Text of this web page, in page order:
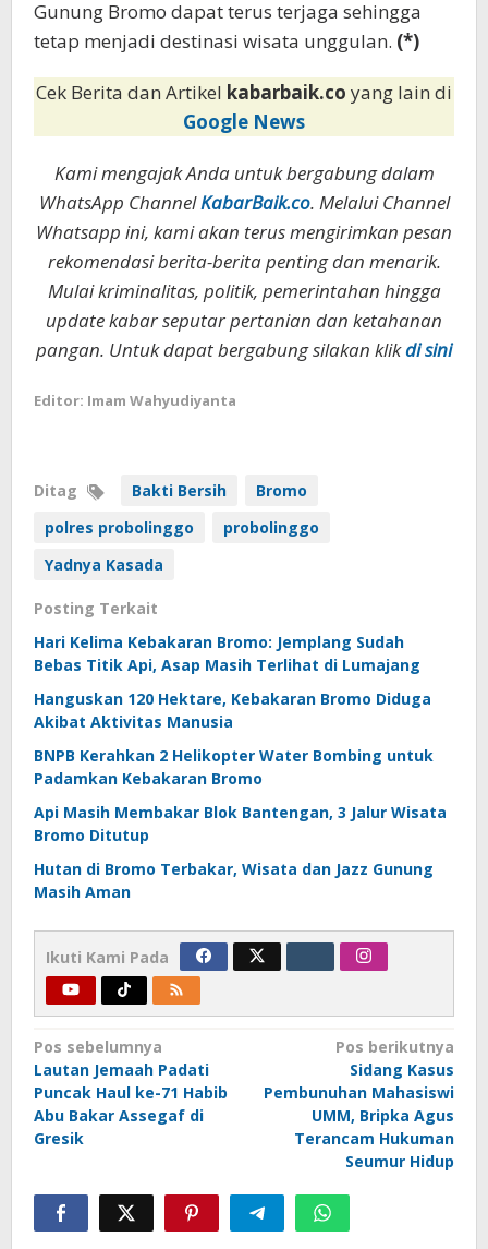
Gunung Bromo dapat terus terjaga sehingga
tetap menjadi destinasi wisata unggulan. (*)
Cek Berita dan Artikel kabarbaik.co yang lain di
Google News
Kami mengajak Anda untuk bergabung dalam
WhatsApp ChannelKabarBaik.co. Melalui Channel
Whatsapp ini, kami akan terus mengirimkan pesan
rekomendasi berita-berita penting dan menarik.
Mulai kriminalitas, politik, pemerintahan hingga
update kabar seputar pertanian dan ketahanan
pangan. Untuk dapat bergabung silakan klikdi sini
Editor: Imam Wahyudiyanta
Ditag Bakti Bersih
Bromo
polres probolinggo
probolinggo
Yadnya Kasada
Posting Terkait
Hari Kelima Kebakaran Bromo: Jemplang Sudah
Bebas Titik Api, Asap Masih Terlihat di Lumajang
Hanguskan 120 Hektare, Kebakaran Bromo Diduga
Akibat Aktivitas Manusia
BNPB Kerahkan 2 Helikopter Water Bombing untuk
Padamkan Kebakaran Bromo
Api Masih Membakar Blok Bantengan, 3 Jalur Wisata
Bromo Ditutup
Hutan di Bromo Terbakar, Wisata dan Jazz Gunung
Masih Aman
Ikuti Kami Pada
Navigasi
pos
Pos sebelumnya
Lautan Jemaah Padati
Puncak Haul ke-71 Habib
Abu Bakar Assegaf di
Gresik
Pos berikutnya
Sidang Kasus
Pembunuhan Mahasiswi
UMM, Bripka Agus
Terancam Hukuman
Seumur Hidup